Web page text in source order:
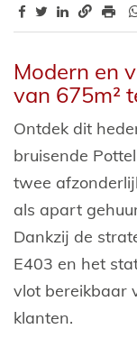
Modern en
van 675m²
Ontdek dit
bruisende
twee
als apart
Dankzij de
E403 en het
vlot bereikbaar
klanten.